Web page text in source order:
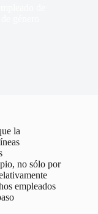
la
no sólo por
empleados